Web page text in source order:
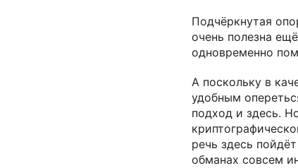
Подчёркнутая
очень полезна
одновременно
А поскольку в
удобным
подход и здесь.
речь здесь
обманах совсем